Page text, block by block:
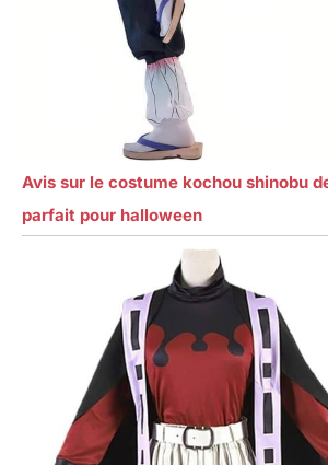
Avis sur le costume kochou shinobu
parfait pour halloween